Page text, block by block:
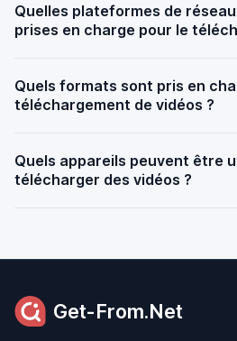
Quelles plateformes de
prises en charge pour le
Quels formats sont pris en
téléchargement de vidéos ?
Quels appareils peuvent être
télécharger des vidéos ?
Get-From.Net